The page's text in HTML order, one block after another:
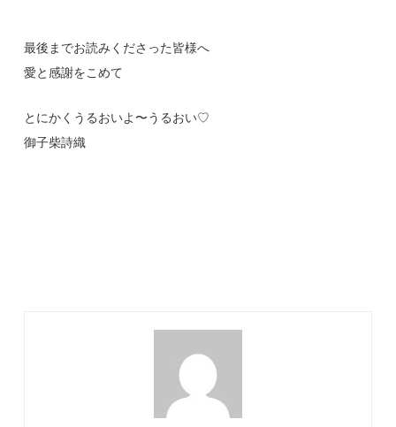
最後までお読みくださった皆様へ
愛と感謝をこめて
とにかくうるおいよ〜うるおい♡
御子柴詩織